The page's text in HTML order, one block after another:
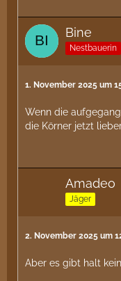
Bine
Nestbauerin
1. November 2025 um
Wenn die
die Körner jetzt
Amadeo
Jäger
2. November 2025 um
Aber es gibt halt